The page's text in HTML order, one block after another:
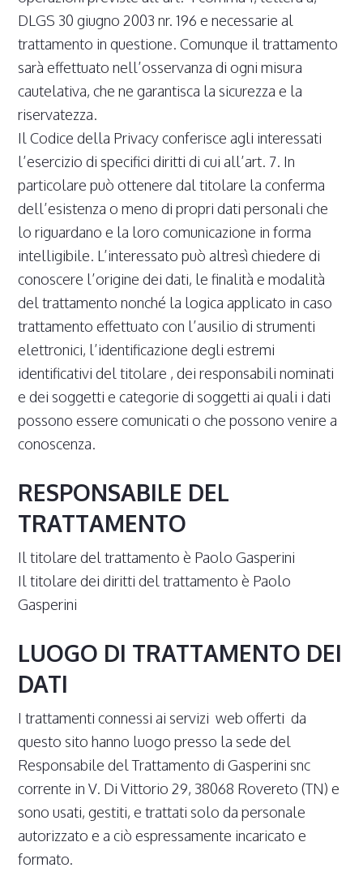
DLGS 30 giugno 2003 nr. 196 e necessarie al
trattamento in questione. Comunque il trattamento
sarà effettuato nell’osservanza di ogni misura
cautelativa, che ne garantisca la sicurezza e la
riservatezza.
Il Codice della Privacy conferisce agli interessati
l’esercizio di specifici diritti di cui all’art. 7. In
particolare può ottenere dal titolare la conferma
dell’esistenza o meno di propri dati personali che
lo riguardano e la loro comunicazione in forma
intelligibile. L’interessato può altresì chiedere di
conoscere l’origine dei dati, le finalità e modalità
del trattamento nonché la logica applicato in caso
trattamento effettuato con l’ausilio di strumenti
elettronici, l’identificazione degli estremi
identificativi del titolare , dei responsabili nominati
e dei soggetti e categorie di soggetti ai quali i dati
possono essere comunicati o che possono venire a
conoscenza.
RESPONSABILE DEL
TRATTAMENTO
Il titolare del trattamento è Paolo Gasperini
Il titolare dei diritti del trattamento è Paolo
Gasperini
LUOGO DI TRATTAMENTO DEI
DATI
I trattamenti connessi ai servizi web offerti da
questo sito hanno luogo presso la sede del
Responsabile del Trattamento di Gasperini snc
corrente in V. Di Vittorio 29, 38068 Rovereto (TN) e
sono usati, gestiti, e trattati solo da personale
autorizzato e a ciò espressamente incaricato e
formato.